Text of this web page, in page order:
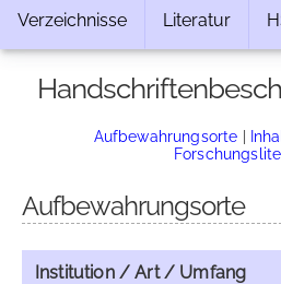
Verzeichnisse Literatur
Aufbewahrungsorte |
Aufbewahrungsorte
Institution / Art / Umfang